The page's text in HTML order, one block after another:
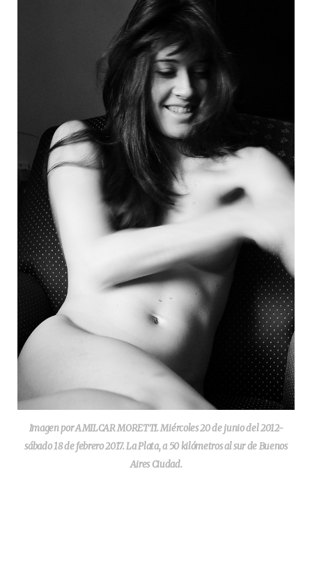
Imagen por AMILCAR MORETTI. Miércoles 20 de junio del 2012-
sábado 18 de febrero 2017. La Plata, a 50 kilómetros al sur de Buenos
Aires Ciudad.